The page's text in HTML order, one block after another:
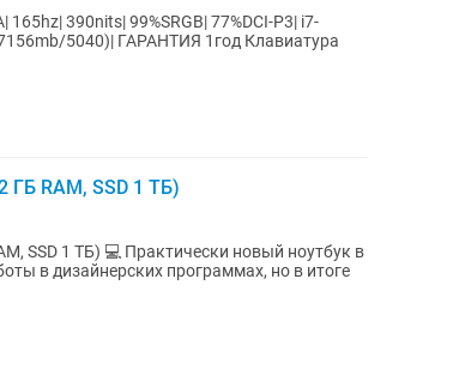
390nits| 99%SRGB| 77%DCI-P3| i7-
1год Клавиатура
ГБ RAM, SSD 1 ТБ)
новый ноутбук в